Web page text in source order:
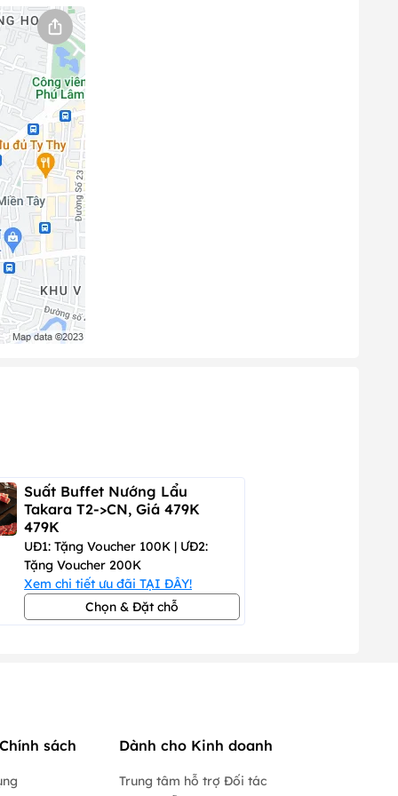
Suất Buffet Nướng Lẩu
Takara T2->CN, Giá 479K
479K
UĐ1: Tặng Voucher 100K | ƯĐ2:
Tặng Voucher 200K
Xem chi tiết ưu đãi TẠI ĐÂY!
Chọn & Đặt chỗ
sách Dành cho Kinh doanh
Trung tâm hỗ trợ Đối tác